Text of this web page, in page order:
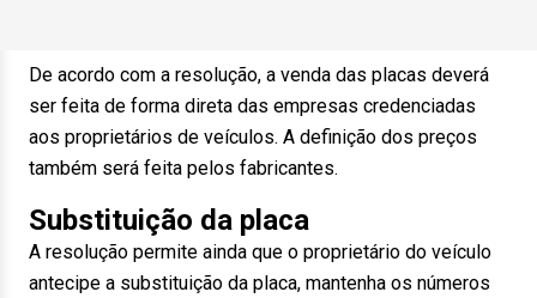
De acordo com a resolução, a venda das placas deverá
ser feita de forma direta das empresas credenciadas
aos proprietários de veículos. A definição dos preços
também será feita pelos fabricantes.
Substituição da placa
A resolução permite ainda que o proprietário do veículo
antecipe a substituição da placa, mantenha os números